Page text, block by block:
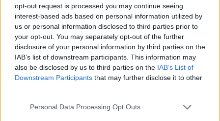
opt-out request is processed you may continue seeing
interest-based ads based on personal information utilized by
us or personal information disclosed to third parties prior to
your opt-out. You may separately opt-out of the further
disclosure of your personal information by third parties on the
IAB’s list of downstream participants. This information may
also be disclosed by us to third parties on the IAB’s List of
Downstream Participants that may further disclose it to other
Personal Data Processing Opt Outs
Εργασίες ασφαλτόστρωσης σε τρεις οδούς του